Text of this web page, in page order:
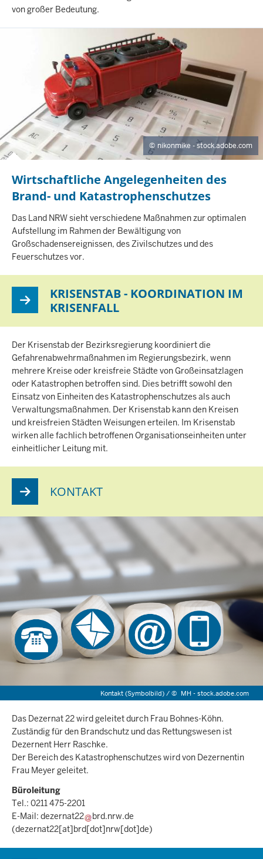
T
von großer Bedeutung.
nikonmike - stock.adobe.com
Wirtschaftliche Angelegenheiten des
Brand- und Katastrophenschutzes
I
N
H
L
T
E
Das Land NRW sieht verschiedene Maßnahmen zur optimalen
Aufstellung im Rahmen der Bewältigung von
Großschadensereignissen, des Zivilschutzes und des
Feuerschutzes vor.
KRISENSTAB - KOORDINATION IM
KRISENFALL
Der Krisenstab der Bezirksregierung koordiniert die
Gefahrenabwehrmaßnahmen im Regierungsbezirk, wenn
mehrere Kreise oder kreisfreie Städte von Großeinsatzlagen
oder Katastrophen betroffen sind. Dies betrifft sowohl den
Einsatz von Einheiten des Katastrophenschutzes als auch
Verwaltungsmaßnahmen. Der Krisenstab kann den Kreisen
und kreisfreien Städten Weisungen erteilen. Im Krisenstab
wirken alle fachlich betroffenen Organisationseinheiten unter
einheitlicher Leitung mit.
KONTAKT
Kontakt (Symbolbild) /© MH - stock.adobe.com
Das Dezernat 22 wird geleitet durch Frau Bohnes-Köhn.
Zuständig für den Brandschutz und das Rettungswesen ist
Dezernent Herr Raschke.
Der Bereich des Katastrophenschutzes wird von Dezernentin
Frau Meyer geleitet.
Büroleitung
Tel.: 0211 475-2201
E-Mail: dezernat22
brd.nrw.de
(dezernat22[at]brd[dot]nrw[dot]de)